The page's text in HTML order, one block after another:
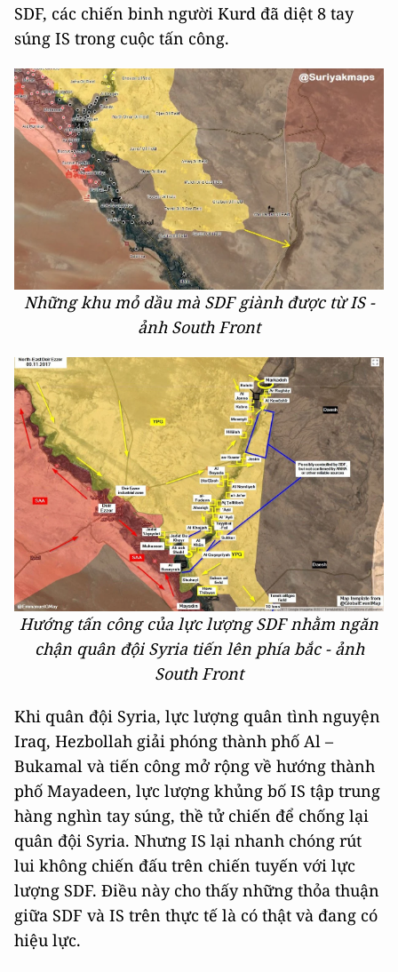
SDF, các chiến binh người Kurd đã diệt 8 tay
súng IS trong cuộc tấn công.
Những khu mỏ dầu mà SDF giành được từ IS -
ảnh South Front
Hướng tấn công của lực lượng SDF nhằm ngăn
chận quân đội Syria tiến lên phía bắc - ảnh
South Front
Khi quân đội Syria, lực lượng quân tình nguyện
Iraq, Hezbollah giải phóng thành phố Al –
Bukamal và tiến công mở rộng về hướng thành
phố Mayadeen, lực lượng khủng bố IS tập trung
hàng nghìn tay súng, thề tử chiến để chống lại
quân đội Syria. Nhưng IS lại nhanh chóng rút
lui không chiến đấu trên chiến tuyến với lực
lượng SDF. Điều này cho thấy những thỏa thuận
giữa SDF và IS trên thực tế là có thật và đang có
hiệu lực.